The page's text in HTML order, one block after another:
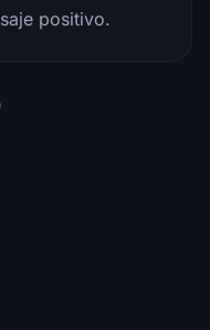
positivo.